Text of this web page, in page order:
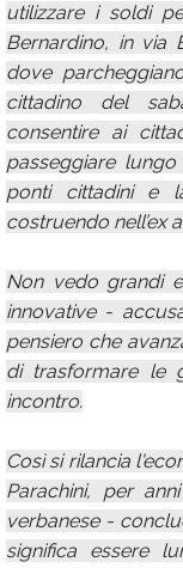
utilizzare i soldi
Bernardino, in via
dove
cittadino del
consentire ai
passeggiare
ponti cittadini e
costruendo nell’ex
Non vedo grandi
innovative -
pensiero che
di trasformare le
incontro.
Così si rilancia
Parachini, per
verbanese -
significa essere